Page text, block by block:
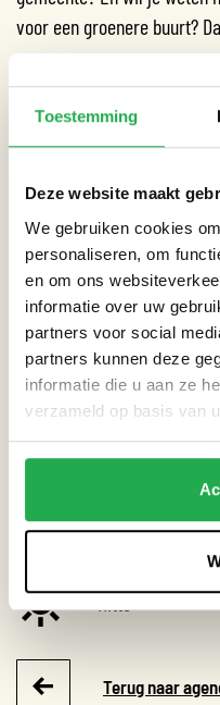
Toestemming
Deze website maakt
We gebruiken cookies
personaliseren, om
en om ons
informatie over uw
partners voor social
partners kunnen deze
informatie die u aan ze
verzameld op basis van
voor een groenere buurt?
Datum:
Tijd:
Locatie:
Extreme
Hitte
Terug naar